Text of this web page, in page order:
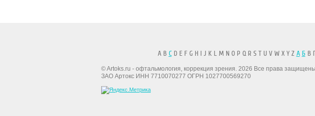
A B CD E F G H I J K L M N O P Q R S T U V W X Y Z А БВ
© Artoks.ru - офтальмология, коррекция зрения. 2026 Все права
ЗАО Артокс ИНН 7710070277 ОГРН 1027700569270